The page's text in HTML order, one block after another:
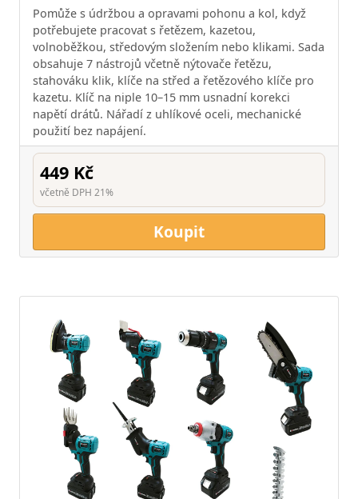
Pomůže s údržbou a opravami pohonu a kol, když
potřebujete pracovat s řetězem, kazetou,
volnoběžkou, středovým složením nebo klikami. Sada
obsahuje 7 nástrojů včetně nýtovače řetězu,
stahováku klik, klíče na střed a řetězového klíče pro
kazetu. Klíč na niple 10–15 mm usnadní korekci
napětí drátů. Nářadí z uhlíkové oceli, mechanické
použití bez napájení.
449 Kč
včetně DPH 21%
Koupit